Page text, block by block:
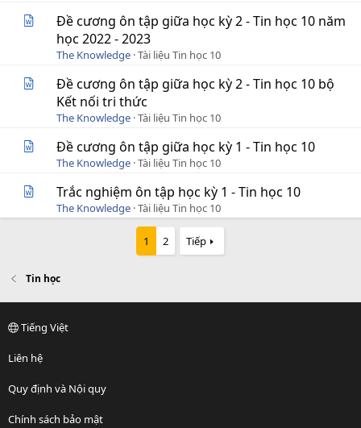
Đề cương ôn tập giữa học kỳ 2 - Tin học 10 năm
học 2022 - 2023
The Knowledge Tài liệu Tin học 10
Đề cương ôn tập giữa học kỳ 2 - Tin học 10 bộ
Kết nối tri thức
The Knowledge Tài liệu Tin học 10
Đề cương ôn tập giữa học kỳ 1 - Tin học 10
The Knowledge Tài liệu Tin học 10
Trắc nghiệm ôn tập học kỳ 1 - Tin học 10
The Knowledge Tài liệu Tin học 10
1 2 Tiếp
Tin học
Tiếng Việt
Liên hệ
Quy định và Nội quy
Chính sách bảo mật